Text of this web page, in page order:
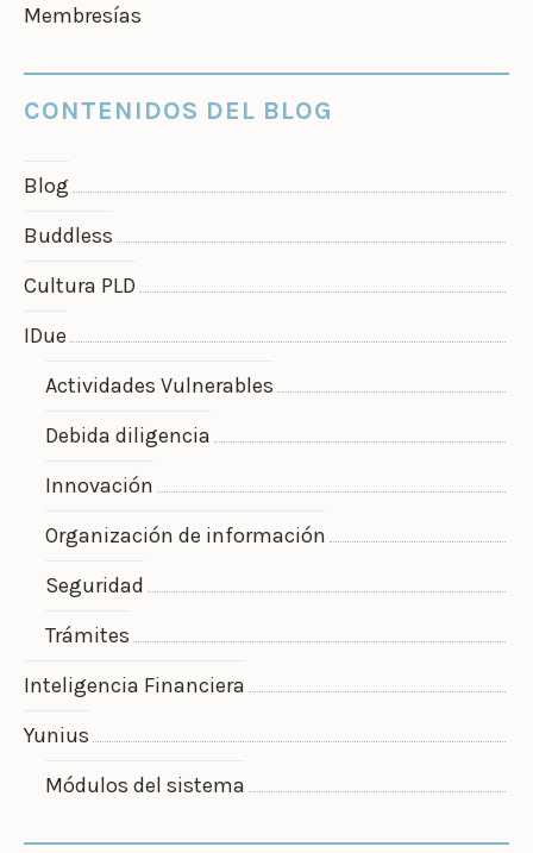
Membresías
CONTENIDOS DEL BLOG
Blog
Buddless
Cultura PLD
IDue
Actividades Vulnerables
Debida diligencia
Innovación
Organización de información
Seguridad
Trámites
Inteligencia Financiera
Yunius
Módulos del sistema